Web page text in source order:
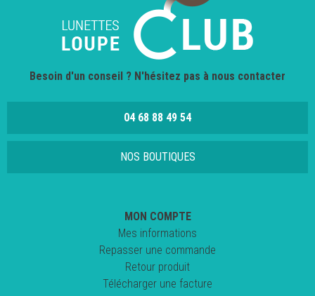
Besoin d'un conseil ? N'hésitez pas à nous contacter
04 68 88 49 54
NOS BOUTIQUES
MON COMPTE
Mes informations
Repasser une commande
Retour produit
Télécharger une facture